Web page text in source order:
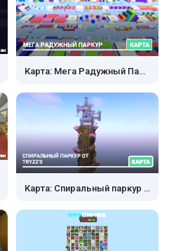
Карта: Мега Радужный Паркур
Карта: Спиральный паркур от Tryzz's